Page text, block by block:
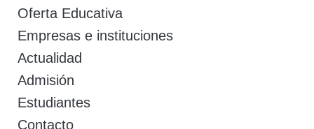
Oferta Educativa
Empresas e instituciones
Actualidad
Admisión
Estudiantes
Contacto